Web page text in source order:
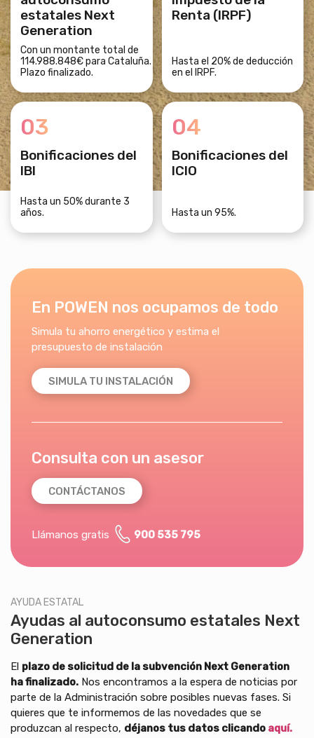
estatales Next
Generation
Con un montante total de
114.988.848€ para Cataluña.
Plazo finalizado.
Renta (IRPF)
Hasta el 20% de deducción
en el IRPF.
03
Bonificaciones del
IBI
Hasta un 50% durante 3
años.
04
Bonificaciones del
ICIO
Hasta un 95%.
En POWEN nos ocupamos de todo
Simula tu ahorro energético y estima el
presupuesto de instalación
SIMULA TU INSTALACIÓN
Consulta con un asesor
CONTÁCTANOS
Llámanos gratis 900 535 795
AYUDA ESTATAL
Ayudas al autoconsumo estatales Next
Generation
El plazo de solicitud de la subvención Next Generation
ha finalizado. Nos encontramos a la espera de noticias por
parte de la Administración sobre posibles nuevas fases. Si
quieres que te informemos de las novedades que se
produzcan al respecto, déjanos tus datos clicando aquí.